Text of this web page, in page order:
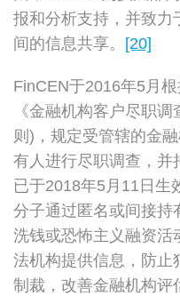
报和分析支持，并致力
间的信息共享。 [20]
FinCEN于2016年5月
《金融机构客户尽职
则)，规定受管辖的金
有人进行尽职调查，并
已于2018年5月11日生
分子通过匿名或间接持
洗钱或恐怖主义融资活
法机构提供信息，防止
制裁，改善金融机构评